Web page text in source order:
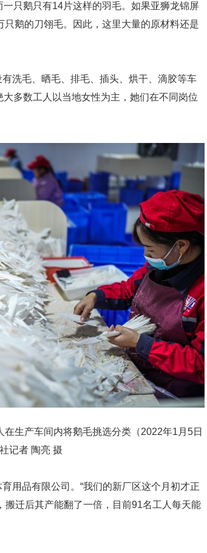
只鹅只有14片这样的羽毛。如果亚狮龙锦屏
鹅的刀翎毛。因此，这里大量的原材料还是
洗毛、晒毛、排毛、插头、烘干、滴胶等车
多数工人以当地女性为主，她们在不同岗位
生产车间内将鹅毛挑选分类（2022年1月5日
记者 陶亮 摄
用品有限公司。“我们的新厂区这个月初才正
搬迁后其产能翻了一倍，目前91名工人每天能